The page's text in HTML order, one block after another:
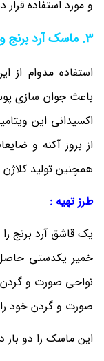
و مورد استفاده قرار
3. ماسک آرد برنج و
باعث جوان سازی
اکسیدانی این
همچنین تولید
طرز تهیه :
خمیر یکدستی
نواحی صورت و
صورت و گردن خود
این ماسک را دو بار